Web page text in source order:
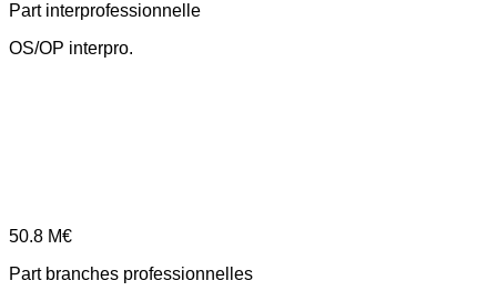
Part interprofessionnelle
OS/OP interpro.
50.8 M€
Part branches professionnelles